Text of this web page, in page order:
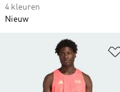
4 kleuren
Nieuw